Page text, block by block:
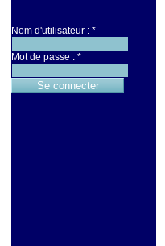
Nom d'utilisateur : *
Mot de passe : *